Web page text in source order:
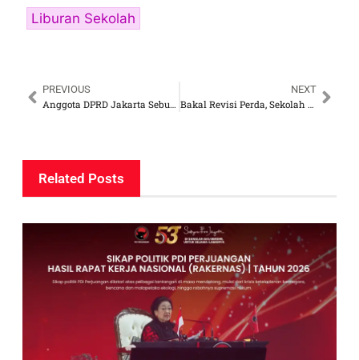
Liburan Sekolah
PREVIOUS
Anggota DPRD Jakarta Sebut PAM Jaya Akselerasi Air Siap Minum Setelah 25 Tahun Dikuasai Swasta
NEXT
Bakal Revisi Perda, Sekolah Gratis di Jakarta Ditargetkan Terealisasi Juli 2025
Related Posts